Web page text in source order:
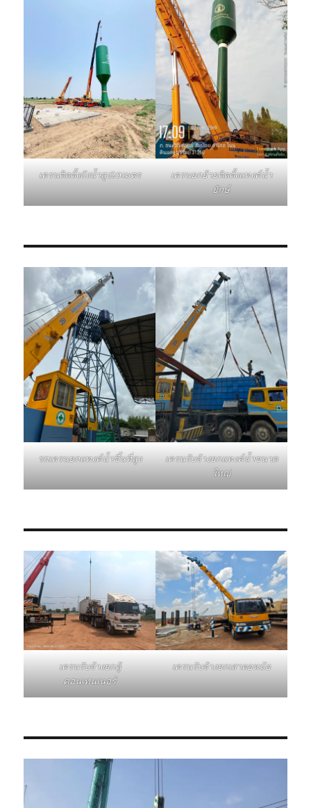
เครนติดตั้งถังน้ำสูง20เมตร
เครนยกย้ายติดตั้งแทงค์น้ำ
ยักษ์
รถเครนยกแทงค์น้ำขึ้นที่สูง
เครนรับจ้างยกแทงค์น้ำขนาด
ใหญ่
เครนรับจ้างยกตู้
คอนเทนเนอร์
เครนรับจ้างยกเสาตอหม้อ